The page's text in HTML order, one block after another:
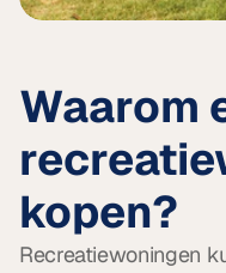
Waarom
kopen?
Recreatiewoningen